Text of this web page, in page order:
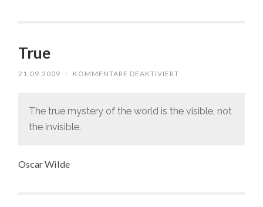
True
21.09.2009 / KOMMENTARE DEAKTIVIERT
The true mystery of the world is the visible, not
the invisible.
Oscar Wilde